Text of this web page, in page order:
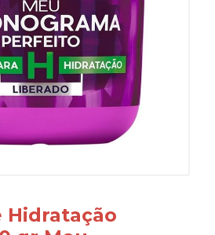
Hidratação